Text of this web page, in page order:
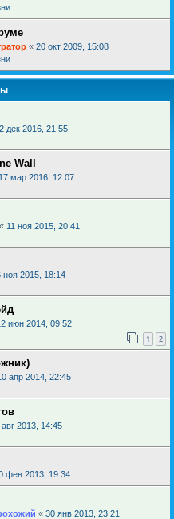
« 20 окт 2009, 15:08
дек 2016, 21:55
Wall
17 мар 2016, 12:07
« 11 ноя 2015, 20:41
ноя 2015, 18:14
июн 2014, 09:52
1 2
апр 2014, 22:45
2013, 14:45
фев 2013, 19:34
« 30 янв 2013, 23:21